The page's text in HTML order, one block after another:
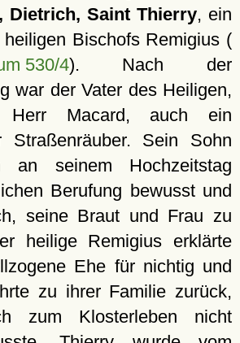
Dietrich, Saint Thierry, ein
Bischofs Remigius (
530/4). Nach der
war der Vater des Heiligen,
Herr Macard, auch ein
Straßenräuber. Sein Sohn
an seinem Hochzeitstag
Berufung bewusst und
seine Braut und Frau zu
heilige Remigius erklärte
Ehe für nichtig und
zu ihrer Familie zurück,
zum Klosterleben nicht